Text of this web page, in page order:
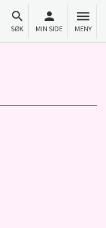
SØK MIN SIDE MENY